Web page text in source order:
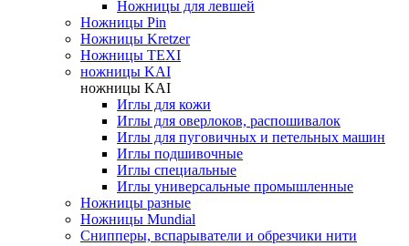
Ножницы для левшей
Ножницы Pin
Ножницы Kretzer
Ножницы TEXI
ножницы KAI
ножницы KAI
Иглы для кожи
Иглы для оверлоков, распошивалок
Иглы для пуговичных и петельных машин
Иглы подшивочные
Иглы специальные
Иглы универсальные промышленные
Ножницы разные
Ножницы Mundial
Снипперы, вспарыватели и обрезчики нити